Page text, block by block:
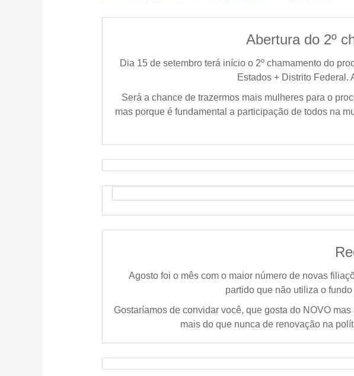
Abertura do 2º
Dia 15 de setembro terá início o 2º chamamento do
Estados + Distrito Federal.
Será a chance de trazermos mais mulheres para o
mas porque é fundamental a participação de todos na
Agosto foi o mês com o maior número de novas
partido que não utiliza o
Gostaríamos de convidar você, que gosta do NOVO
mais do que nunca de renovação na